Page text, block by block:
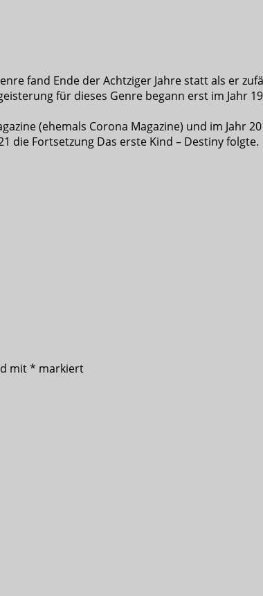
fand Ende der Achtziger Jahre statt als er
für dieses Genre begann erst im Jahr
(ehemals Corona Magazine) und im Jahr
die Fortsetzung Das erste Kind – Destiny folgte.
mit* markiert